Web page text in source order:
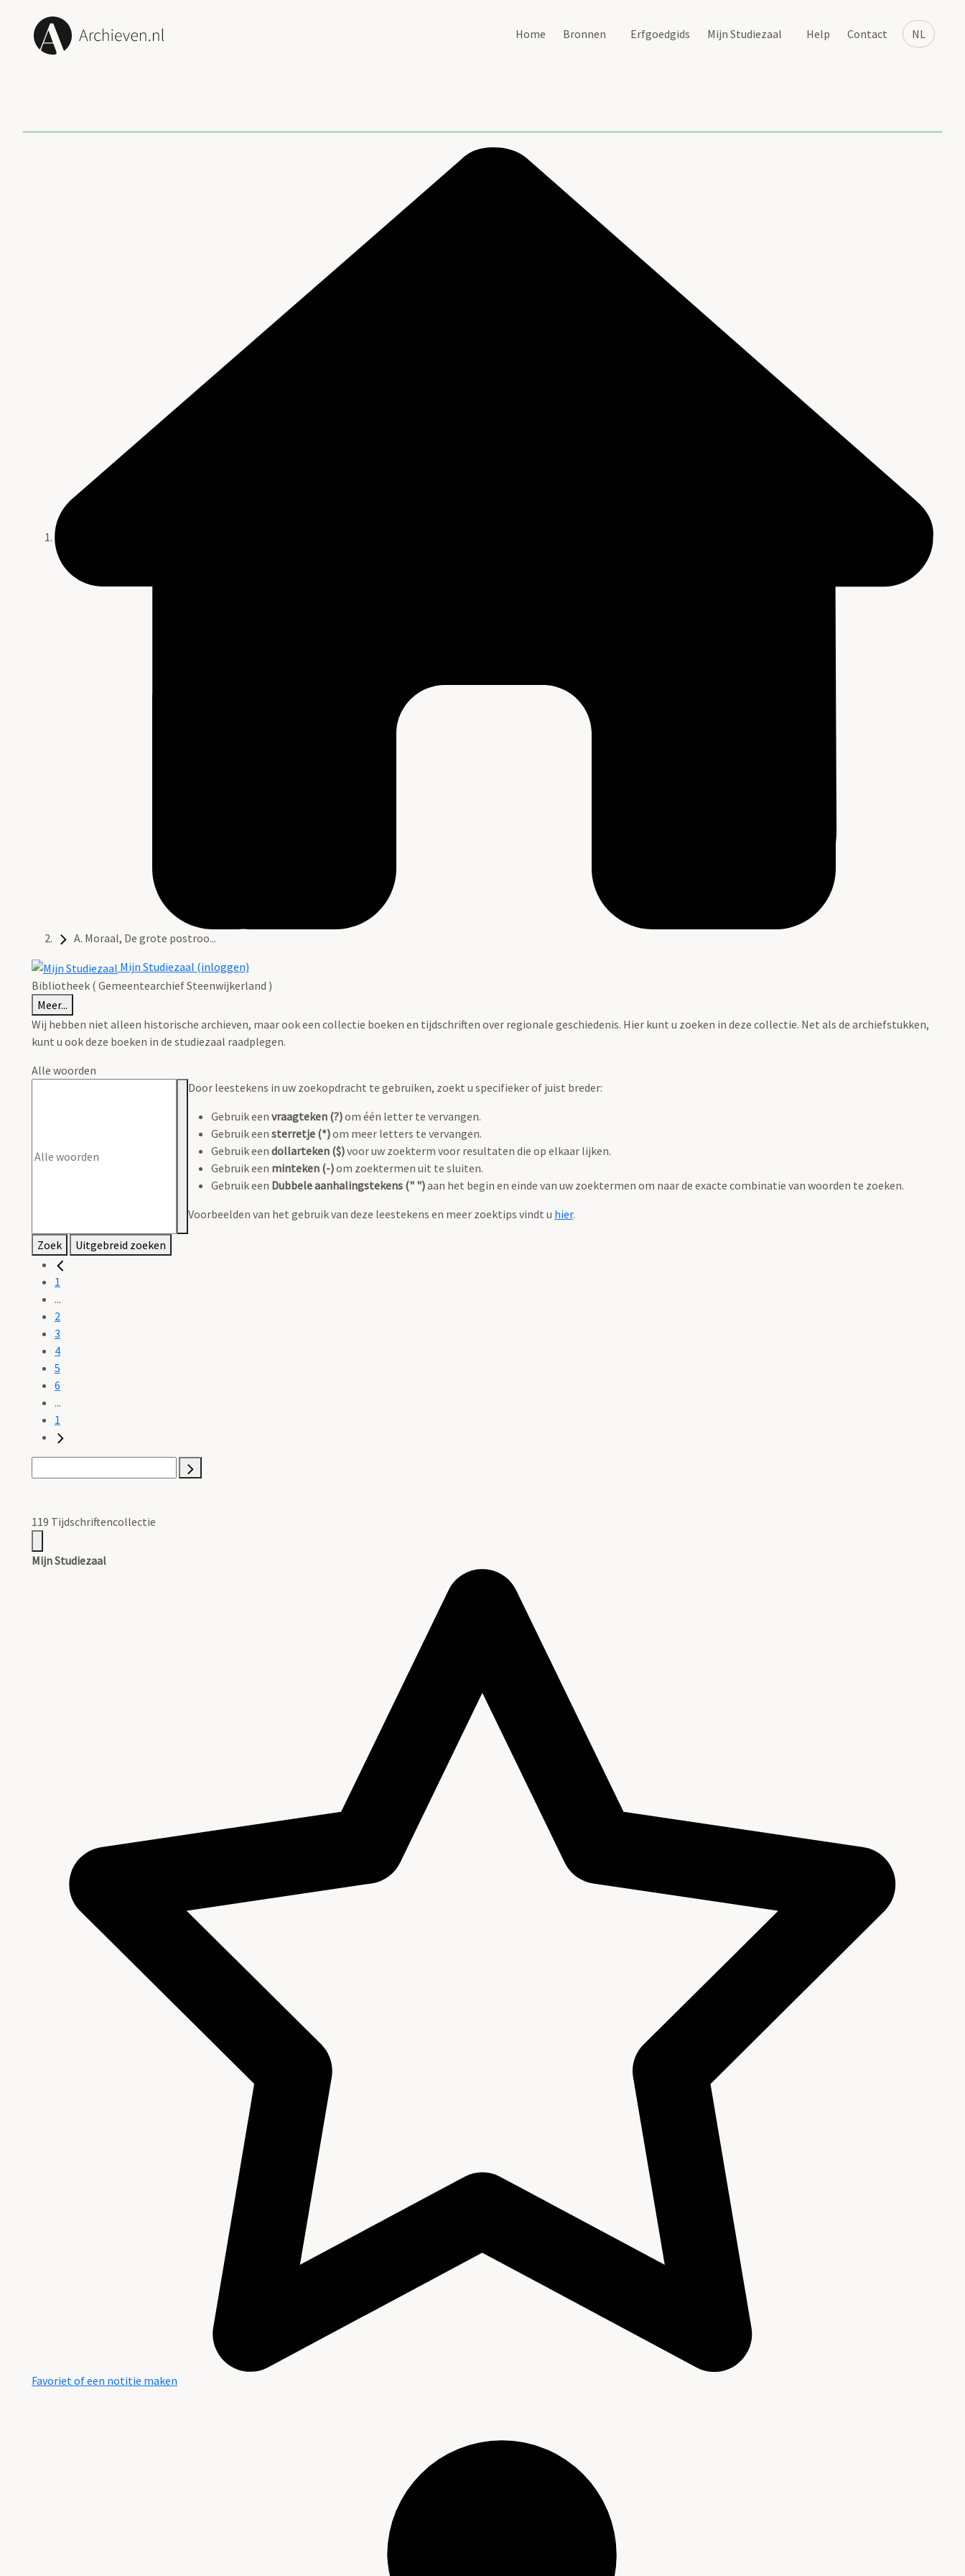
NL
Home Bronnen Erfgoedgids Mijn Studiezaal Help Contact
A. Moraal, De grote postroo...
Mijn Studiezaal (inloggen)
Bibliotheek ( Gemeentearchief Steenwijkerland )
Meer...
Wij hebben niet alleen historische archieven, maar ook een collectie boeken en tijdschriften over regionale geschiedenis. Hier kunt u zoeken in deze collectie. Net als de archiefstukken,
kunt u ook deze boeken in de studiezaal raadplegen.
Alle woorden
Door leestekens in uw zoekopdracht te gebruiken, zoekt u specifieker of juist breder:
Gebruik een vraagteken (?)om één letter te vervangen.
Gebruik een sterretje (*)om meer letters te vervangen.
Gebruik een dollarteken ($)voor uw zoekterm voor resultaten die op elkaar lijken.
Gebruik een minteken (-)om zoektermen uit te sluiten.
Gebruik een Dubbele aanhalingstekens (" ")aan het begin en einde van uw zoektermen om naar de exacte combinatie van woorden te zoeken.
Voorbeelden van het gebruik van deze leestekens en meer zoektips vindt u hier.
Zoek Uitgebreid zoeken
1
...
2
3
4
5
6
...
1
119 Tijdschriftencollectie
Mijn Studiezaal
Favoriet of een notitie maken